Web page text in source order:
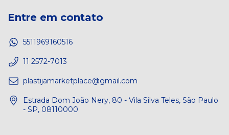
Entre em contato
5511969160516
11 2572-7013
plastijamarketplace@gmail.com
Estrada Dom João Nery, 80 - Vila Silva Teles, São Paulo
- SP, 08110000